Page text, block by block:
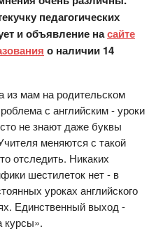
педагогических
и объявление насайте
о наличии 14
из мам на родительском
с английским - уроки
не знают даже буквы
меняются с такой
отследить. Никаких
шестилеток нет - в
уроках английского
Единственный выход -
курсы».